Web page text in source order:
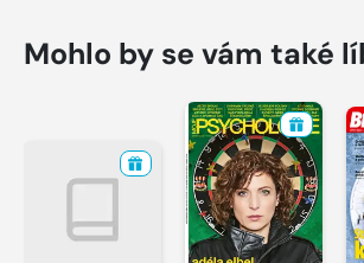
Mohlo by se vám také